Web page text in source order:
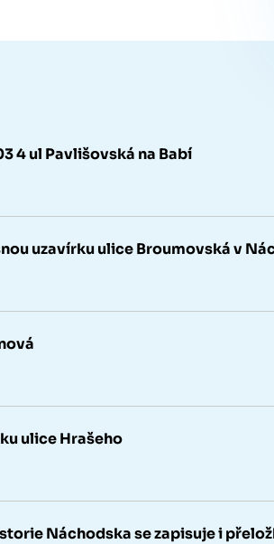
4 ul Pavlišovská na Babí
uzavírku ulice Broumovská v
ulice Hrašeho
Náchodska se zapisuje i